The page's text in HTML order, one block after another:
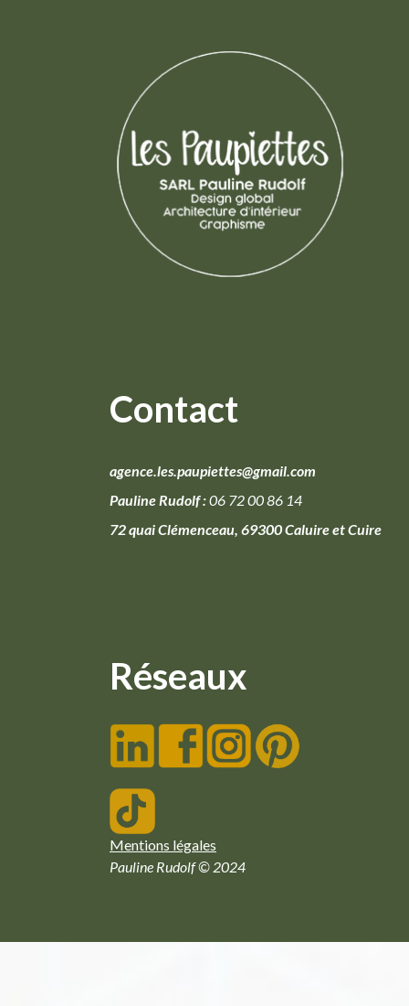
Contact
agence.les.paupiettes@gmail.com
Pauline Rudolf :06 72 00 86 14
72 quai Clémenceau, 69300 Caluire et Cuire
Réseaux
Mentions légales
Pauline Rudolf © 2024